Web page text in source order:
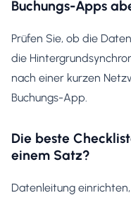
Buchungs-Apps
Prüfen Sie, ob die
die
nach einer kurzen
Buchungs-App.
Die beste
einem Satz?
Datenleitung